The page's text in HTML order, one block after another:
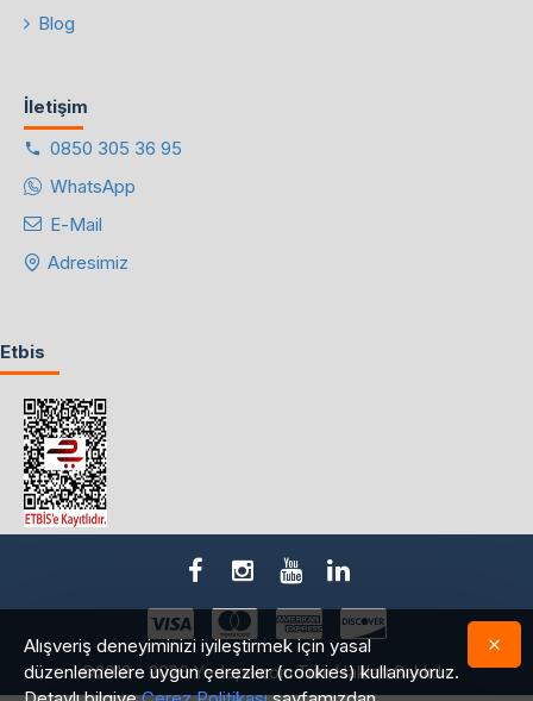
Alışveriş deneyiminizi iyileştirmek için yasal
düzenlemelere uygun çerezler (cookies) kullanıyoruz.
Blog
İletişim
0850 305 36 95
WhatsApp
E-Mail
Adresimiz
Etbis
©2018 - 2026 Yedepa.com Tüm Hakları Saklıdır.